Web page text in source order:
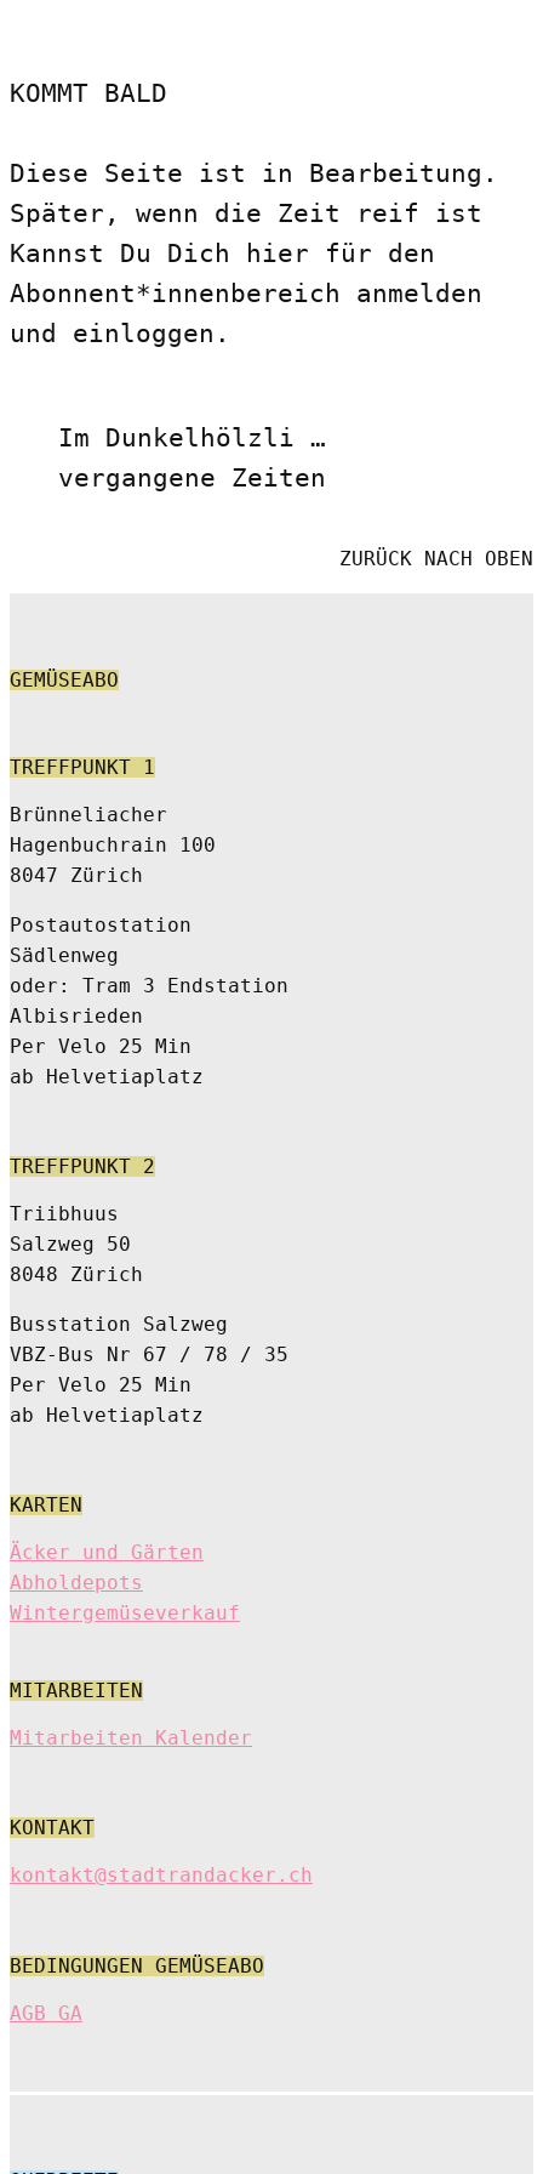
KOMMT BALD
Diese Seite ist in Bearbeitung.
Später, wenn die Zeit reif ist
Kannst Du Dich hier für den
Abonnent*innenbereich anmelden
und einloggen.
Im Dunkelhölzli …
vergangene Zeiten
ZURÜCK NACH OBEN
GEMÜSEABO
TREFFPUNKT 1
Brünneliacher
Hagenbuchrain 100
8047 Zürich
Postautostation
Sädlenweg
oder: Tram 3 Endstation
Albisrieden
Per Velo 25 Min
ab Helvetiaplatz
TREFFPUNKT 2
Triibhuus
Salzweg 50
8048 Zürich
Busstation Salzweg
VBZ-Bus Nr 67 / 78 / 35
Per Velo 25 Min
ab Helvetiaplatz
KARTEN
Äcker und Gärten
Abholdepots
Wintergemüseverkauf
MITARBEITEN
Mitarbeiten Kalender
KONTAKT
kontakt@stadtrandacker.ch
BEDINGUNGEN GEMÜSEABO
AGB GA